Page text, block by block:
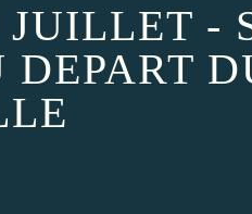
-
DEPART